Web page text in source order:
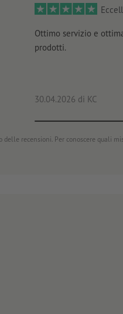
Ottimo servizio e
prodotti.
30.04.2026 di KC
recensioni. Per conoscere quali